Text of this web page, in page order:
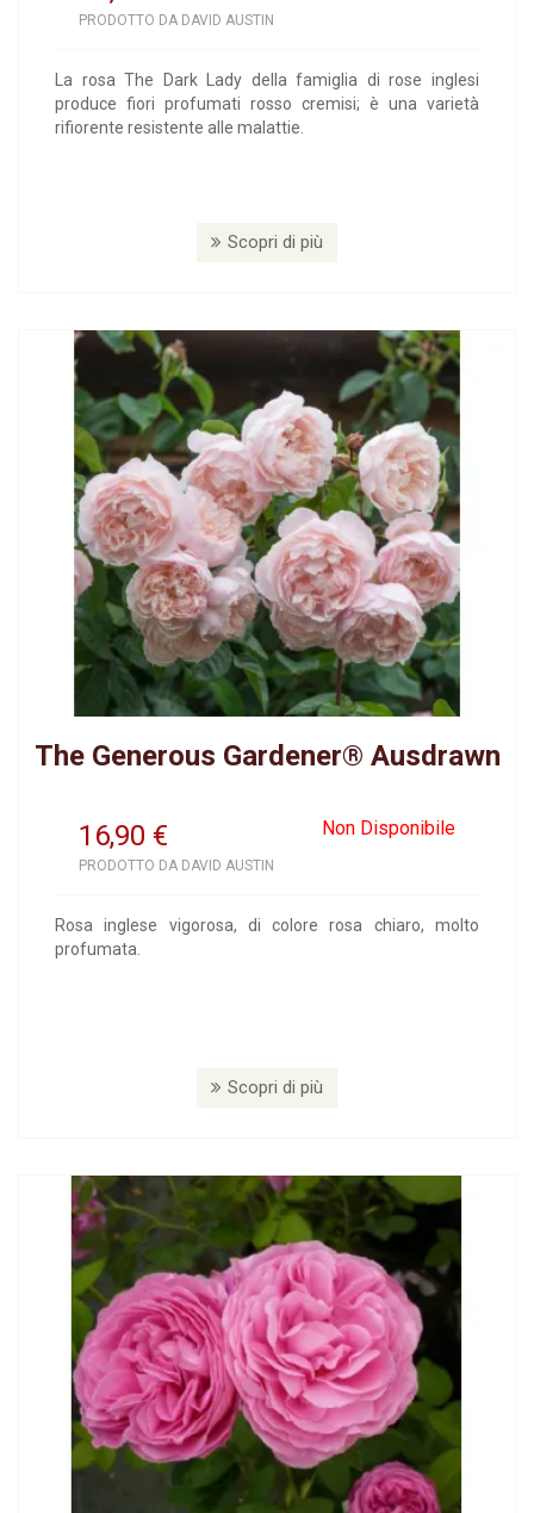
PRODOTTO DA DAVID AUSTIN
La rosa The Dark Lady della famiglia di rose inglesi
produce fiori profumati rosso cremisi; è una varietà
rifiorente resistente alle malattie.
Scopri di più
The Generous Gardener® Ausdrawn
16,90 Non Disponibile
€
PRODOTTO DA DAVID AUSTIN
Rosa inglese vigorosa, di colore rosa chiaro, molto
profumata.
Scopri di più